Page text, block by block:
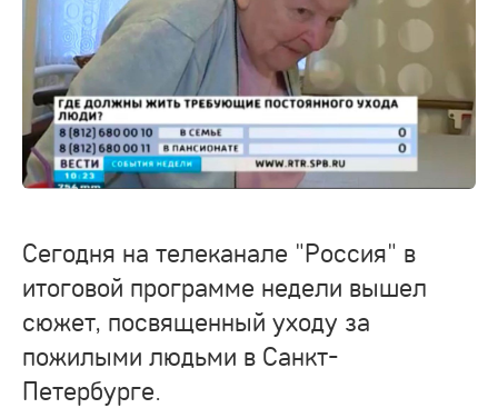
Сегодня на телеканале "Россия" в
итоговой программе недели вышел
сюжет, посвященный уходу за
пожилыми людьми в Санкт-
Петербурге.